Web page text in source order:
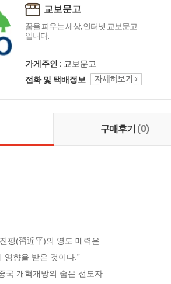
교보문고
꿈을 피우는 세상, 인터넷 교보문고
입니다.
가게주인 : 교보문고
전화 및 택배정보
구매후기 (0)
핑(習近平)의 영도 매력은
영향을 받은 것이다.”
국 개혁개방의 숨은 선도자